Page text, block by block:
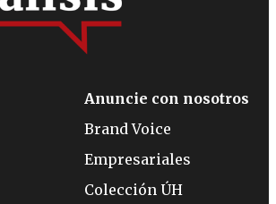
Anuncie con nosotros
Brand Voice
Empresariales
Colección ÚH